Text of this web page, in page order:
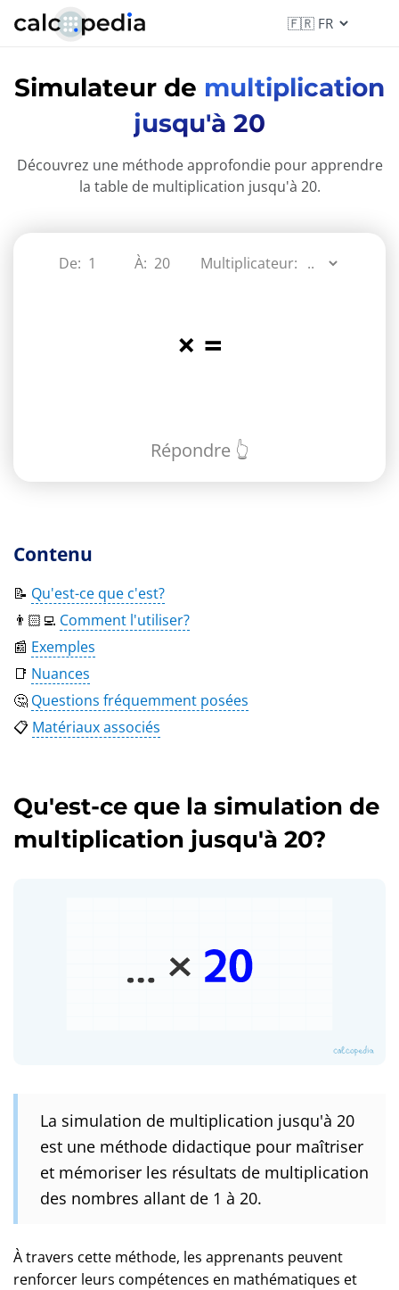
Simulateur de multiplication
jusqu'à 20
Découvrez une méthode approfondie pour apprendre
la table de multiplication jusqu'à 20.
De: À: Multiplicateur:
× =
Répondre 👆
Contenu
📝 Qu'est-ce que c'est?
👨🏻‍💻 Comment l'utiliser?
📰 Exemples
📑 Nuances
🤔 Questions fréquemment posées
📋 Matériaux associés
Qu'est-ce que la simulation de
multiplication jusqu'à 20?
La simulation de multiplication jusqu'à 20
est une méthode didactique pour maîtriser
et mémoriser les résultats de multiplication
des nombres allant de 1 à 20.
À travers cette méthode, les apprenants peuvent
renforcer leurs compétences en mathématiques et